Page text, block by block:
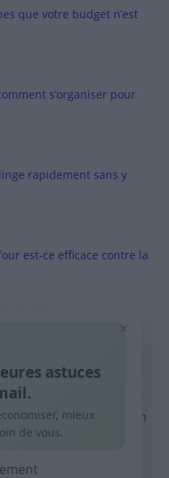
que votre budget n’est
s’organiser pour
rapidement sans y
est-ce efficace contre la
: routine simple +
: comment économiser en
10 sprays
×
astuces
mieux
de vous.